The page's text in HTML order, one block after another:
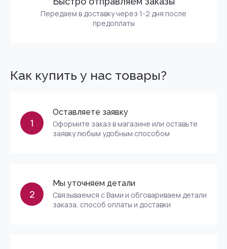
Передаем в доставку через 1-2 дня после
предоплаты
Как купить у нас товары?
1
Оставляете заявку
Оформите заказ в магазине или оставьте
заявку любым удобным способом
2
Мы уточняем детали
Связываемся с Вами и обговариваем детали
заказа, способ оплаты и доставки